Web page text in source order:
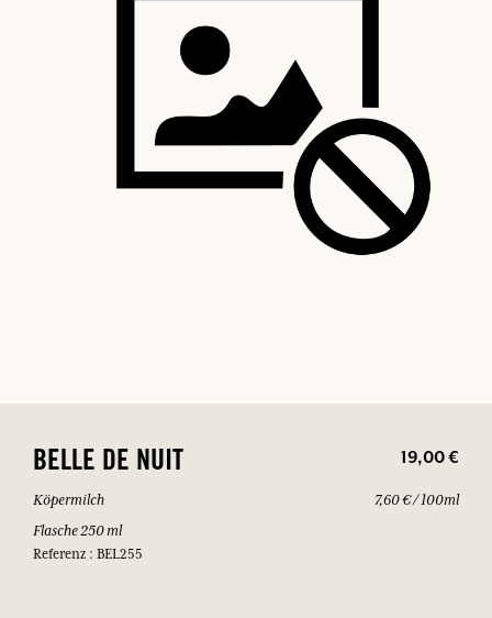
BELLE DE NUIT 19,00 €
Köpermilch
Flasche 250 ml
Referenz : BEL255
7,60 € / 100ml